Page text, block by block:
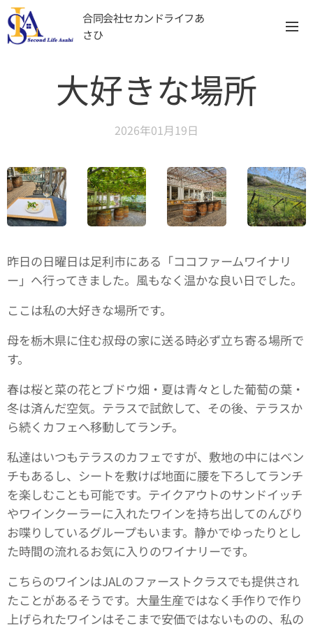
合同会社セカンドライフあ
さひ
大好きな場所
2026年01月19日
昨日の日曜日は足利市にある「ココファームワイナリ
ー」へ行ってきました。風もなく温かな良い日でした。
ここは私の大好きな場所です。
母を栃木県に住む叔母の家に送る時必ず立ち寄る場所で
す。
春は桜と菜の花とブドウ畑・夏は青々とした葡萄の葉・
冬は済んだ空気。テラスで試飲して、その後、テラスか
ら続くカフェへ移動してランチ。
私達はいつもテラスのカフェですが、敷地の中にはベン
チもあるし、シートを敷けば地面に腰を下ろしてランチ
を楽しむことも可能です。テイクアウトのサンドイッチ
やワインクーラーに入れたワインを持ち出してのんびり
お喋りしているグループもいます。静かでゆったりとし
た時間の流れるお気に入りのワイナリーです。
こちらのワインはJALのファーストクラスでも提供され
たことがあるそうです。大量生産ではなく手作りで作り
上げられたワインはそこまで安価ではないものの、私の